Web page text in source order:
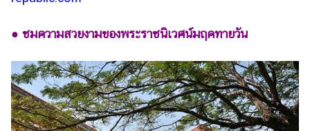
● ชมความสวยงามของพระราชนิเวศน์มฤคทายวัน